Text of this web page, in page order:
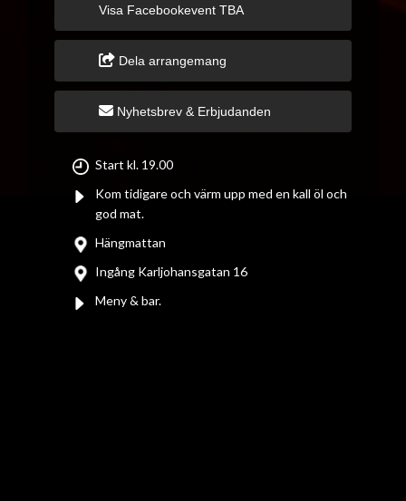
Visa Facebookevent TBA
Dela arrangemang
Nyhetsbrev & Erbjudanden
Start kl. 19.00
Kom tidigare och värm upp med en kall öl och
god mat.
Hängmattan
Ingång Karljohansgatan 16
Meny & bar.